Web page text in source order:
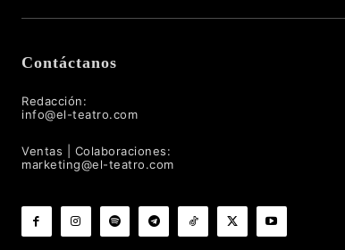
Contáctanos
Redacción:
info@el-teatro.com
Ventas | Colaboraciones:
marketing@el-teatro.com